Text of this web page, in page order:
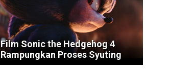
Film Sonic the Hedgehog 4
Rampungkan Proses Syuting